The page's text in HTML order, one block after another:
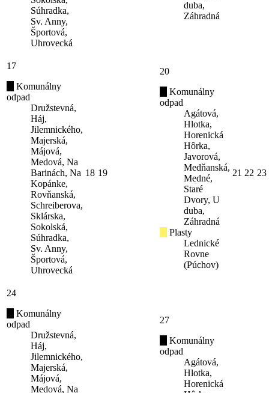
Súhradka,
Sv. Anny,
Športová,
Uhrovecká
duba,
Záhradná
17
Komunálny
odpad
Družstevná,
Háj,
Jilemnického,
Majerská,
Májová,
Medová, Na
Barinách, Na
Kopánke,
Rovňanská,
Schreiberova,
Sklárska,
Sokolská,
Súhradka,
Sv. Anny,
Športová,
Uhrovecká
18 19
20
Komunálny
odpad
Agátová,
Hlotka,
Horenická
Hôrka,
Javorová,
Medňanská,
Medné,
Staré
Dvory, U
duba,
Záhradná
Plasty
Lednické
Rovne
(Púchov)
21 22 23
24
Komunálny
odpad
Družstevná,
Háj,
Jilemnického,
Majerská,
Májová,
Medová, Na
27
Komunálny
odpad
Agátová,
Hlotka,
Horenická